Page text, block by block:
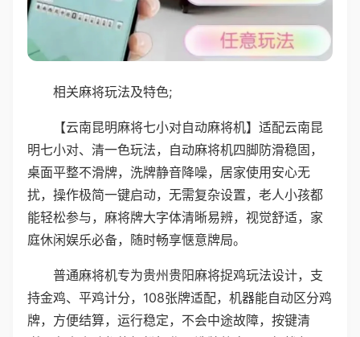
相关麻将玩法及特色;
【云南昆明麻将七小对自动麻将机】适配云南昆
明七小对、清一色玩法，自动麻将机四脚防滑稳固，
桌面平整不滑牌，洗牌静音降噪，居家使用安心无
扰，操作极简一键启动，无需复杂设置，老人小孩都
能轻松参与，麻将牌大字体清晰易辨，视觉舒适，家
庭休闲娱乐必备，随时畅享惬意牌局。
普通麻将机专为贵州贵阳麻将捉鸡玩法设计，支
持金鸡、平鸡计分，108张牌适配，机器能自动区分鸡
牌，方便结算，运行稳定，不会中途故障，按键清